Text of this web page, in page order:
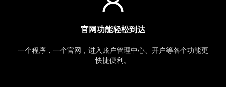
官网功能轻松到达
一个程序，一个官网，进入账户管理中心、开户等各个功能更
快捷便利。